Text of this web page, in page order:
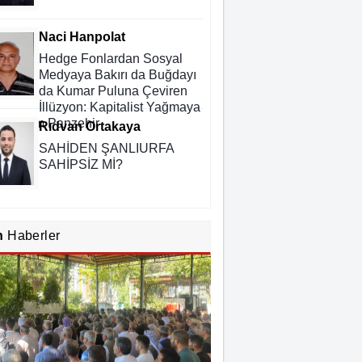
Naci Hanpolat
Hedge Fonlardan Sosyal
Medyaya Bakırı da Buğdayı
da Kumar Puluna Çeviren
İllüzyon: Kapitalist Yağmaya
Kadim Panzehir
Rıdvan Ortakaya
SAHİDEN ŞANLIURFA
SAHİPSİZ Mİ?
Dersa Mentikî û Lûyê
Mustafa Karadağlı
NİTELİK
Haberler